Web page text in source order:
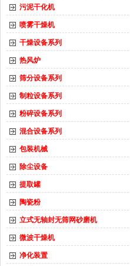
污泥干化机
喷雾干燥机
干燥设备系列
热风炉
筛分设备系列
制粒设备系列
粉碎设备系列
混合设备系列
包装机械
除尘设备
提取罐
陶瓷粉
立式无轴封无筛网砂磨机
微波干燥机
净化装置